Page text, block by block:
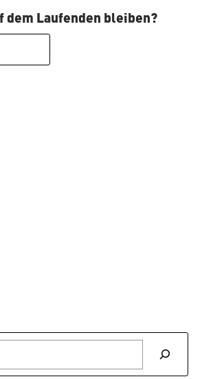
dem Laufenden bleiben?